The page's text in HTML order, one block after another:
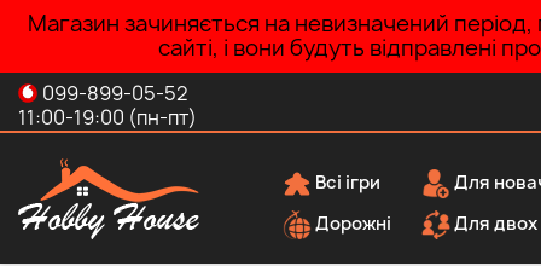
Магазин зачиняється на невизначений
сайті, і вони будуть відправлені
099-899-05-52
11:00-19:00 (пн-пт)
Всі ігри
Для
Дорожні
Для двох